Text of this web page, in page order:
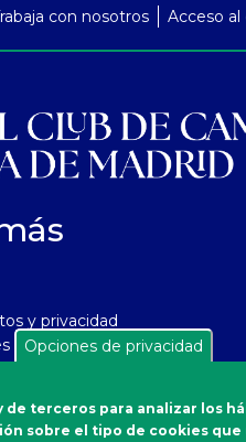
con nosotros Acceso al
y privacidad
Opciones de privacidad
terceros para analizar los
sobre el tipo de cookies